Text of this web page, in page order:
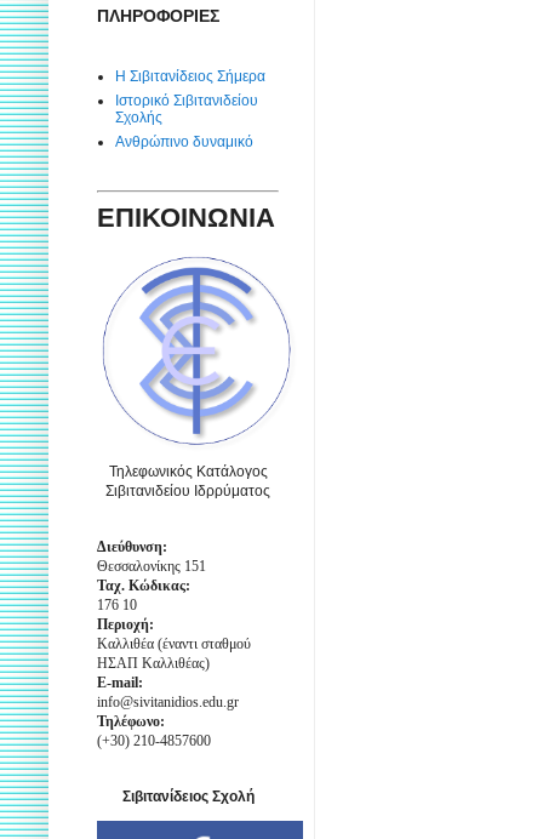
ΠΛΗΡΟΦΟΡΙΕΣ
Η Σιβιτανίδειος Σήμερα
Ιστορικό Σιβιτανιδείου
Σχολής
Ανθρώπινο δυναμικό
ΕΠΙΚΟΙΝΩΝΙΑ
Τηλεφωνικός Κατάλογος
Σιβιτανιδείου Ιδρρύματος
Διεύθυνση:
Θεσσαλονίκης 151
Ταχ. Κώδικας:
176 10
Περιοχή:
Καλλιθέα (έναντι σταθμού
ΗΣΑΠ Καλλιθέας)
E-mail:
info@sivitanidios.edu.gr
Τηλέφωνο:
(+30) 210-4857600
Σιβιτανίδειος Σχολή